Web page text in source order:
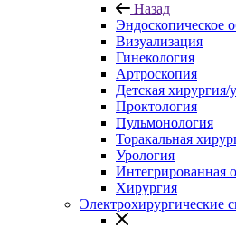
Назад
Эндоскопическое
Визуализация
Гинекология
Артроскопия
Детская хирургия/
Проктология
Пульмонология
Торакальная
Урология
Интегрированная
Хирургия
Электрохирургические